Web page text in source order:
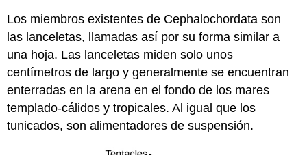
Los miembros existentes de Cephalochordata son
las lanceletas, llamadas así por su forma similar a
una hoja. Las lanceletas miden solo unos
centímetros de largo y generalmente se encuentran
enterradas en la arena en el fondo de los mares
templado-cálidos y tropicales. Al igual que los
tunicados, son alimentadores de suspensión.